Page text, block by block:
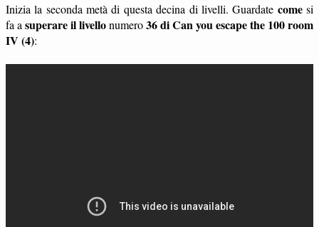
Inizia la seconda metà di questa decina di livelli. Guardate comesi
fa asuperare il livellonumero36 di Can you escape the 100 room
IV (4):